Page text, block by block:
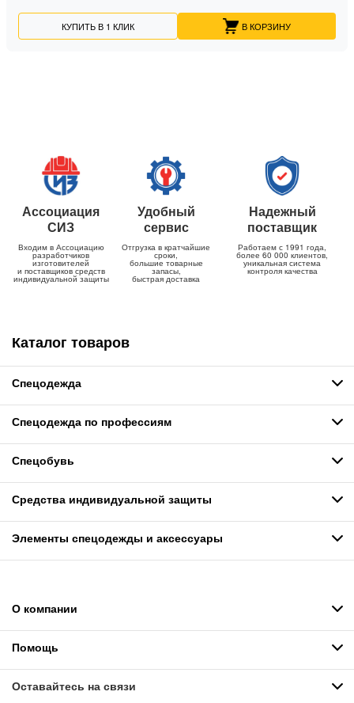
КУПИТЬ В 1 КЛИК В КОРЗИНУ
Ассоциация
СИЗ
Входим в Ассоциацию
разработчиков
изготовителей
и поставщиков средств
индивидуальной защиты
Удобный
сервис
Отгрузка в кратчайшие
сроки,
большие товарные
запасы,
быстрая доставка
Надежный
поставщик
Работаем с 1991 года,
более 60 000 клиентов,
уникальная система
контроля качества
Каталог товаров
Спецодежда
Спецодежда по профессиям
Спецобувь
Средства индивидуальной защиты
Элементы спецодежды и аксессуары
О компании
Помощь
Оставайтесь на связи